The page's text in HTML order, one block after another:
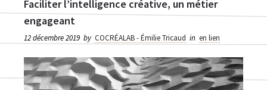
Faciliter l’intelligence créative, un métier
engageant
12 décembre 2019 by COCRÉALAB - Émilie Tricaud in en lien